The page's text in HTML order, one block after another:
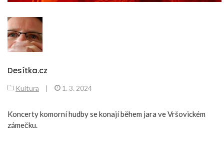
Desítka.cz
Kultura | 1. 3. 2024
Koncerty komorní hudby se konají během jara ve Vršovickém
zámečku.